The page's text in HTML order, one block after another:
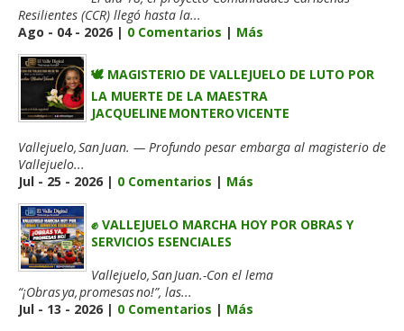
Resilientes (CCR) llegó hasta la...
Ago - 04 - 2026 | 0 Comentarios | Más
🕊️ MAGISTERIO DE VALLEJUELO DE LUTO POR
LA MUERTE DE LA MAESTRA
JACQUELINE MONTERO VICENTE
Vallejuelo, San Juan. — Profundo pesar embarga al magisterio de
Vallejuelo...
Jul - 25 - 2026 | 0 Comentarios | Más
✊ VALLEJUELO MARCHA HOY POR OBRAS Y
SERVICIOS ESENCIALES
Vallejuelo, San Juan.-Con el lema
“¡Obras ya, promesas no!”, las...
Jul - 13 - 2026 | 0 Comentarios | Más